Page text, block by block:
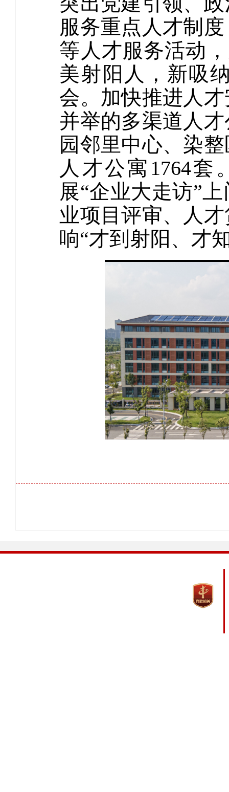
服务重点人才制
等人才服务活动
美射阳人，新吸
会。加快推进人
并举的多渠道人
园邻里中心、染
人才公寓1764
展“企业大走访”
业项目评审、人
响“才到射阳、才